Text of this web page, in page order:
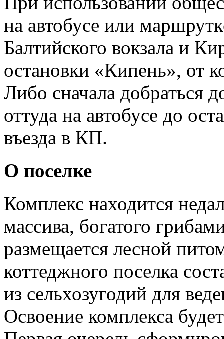
на автобусе или
Балтийского вокзала и
остановки «Кипень», от
Либо сначала добраться
оттуда на автобусе до
въезда в КП.
О поселке
Комплекс находится
массива, богатого
размещается лесной
коттеджного поселка
из сельхозугодий для
Освоение комплекса